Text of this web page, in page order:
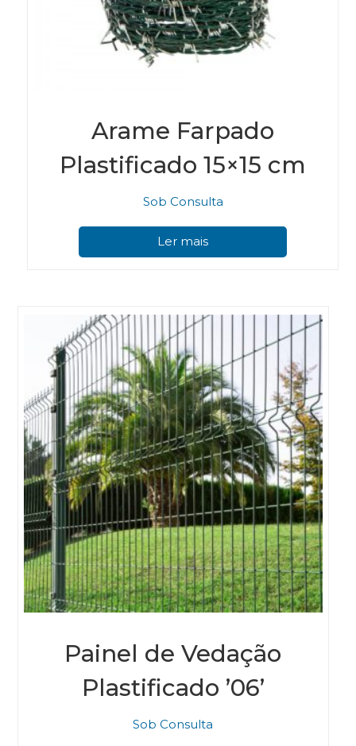
Arame Farpado
Plastificado 15×15 cm
Sob Consulta
Ler mais
Painel de Vedação
Plastificado ’06’
Sob Consulta